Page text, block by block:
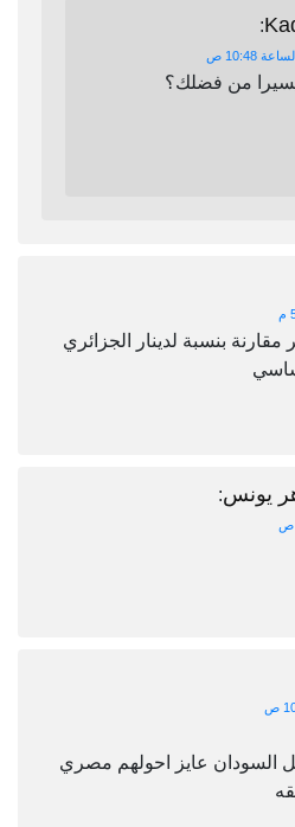
:
من فضلك؟
مقارنة بنسبة لدينار الجزائري
يونس:
السودان عايز احولهم مصري